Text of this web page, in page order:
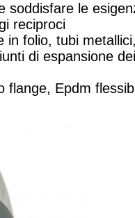
soddisfare le
reciproci
in folio, tubi
di espansione
flange, Epdm